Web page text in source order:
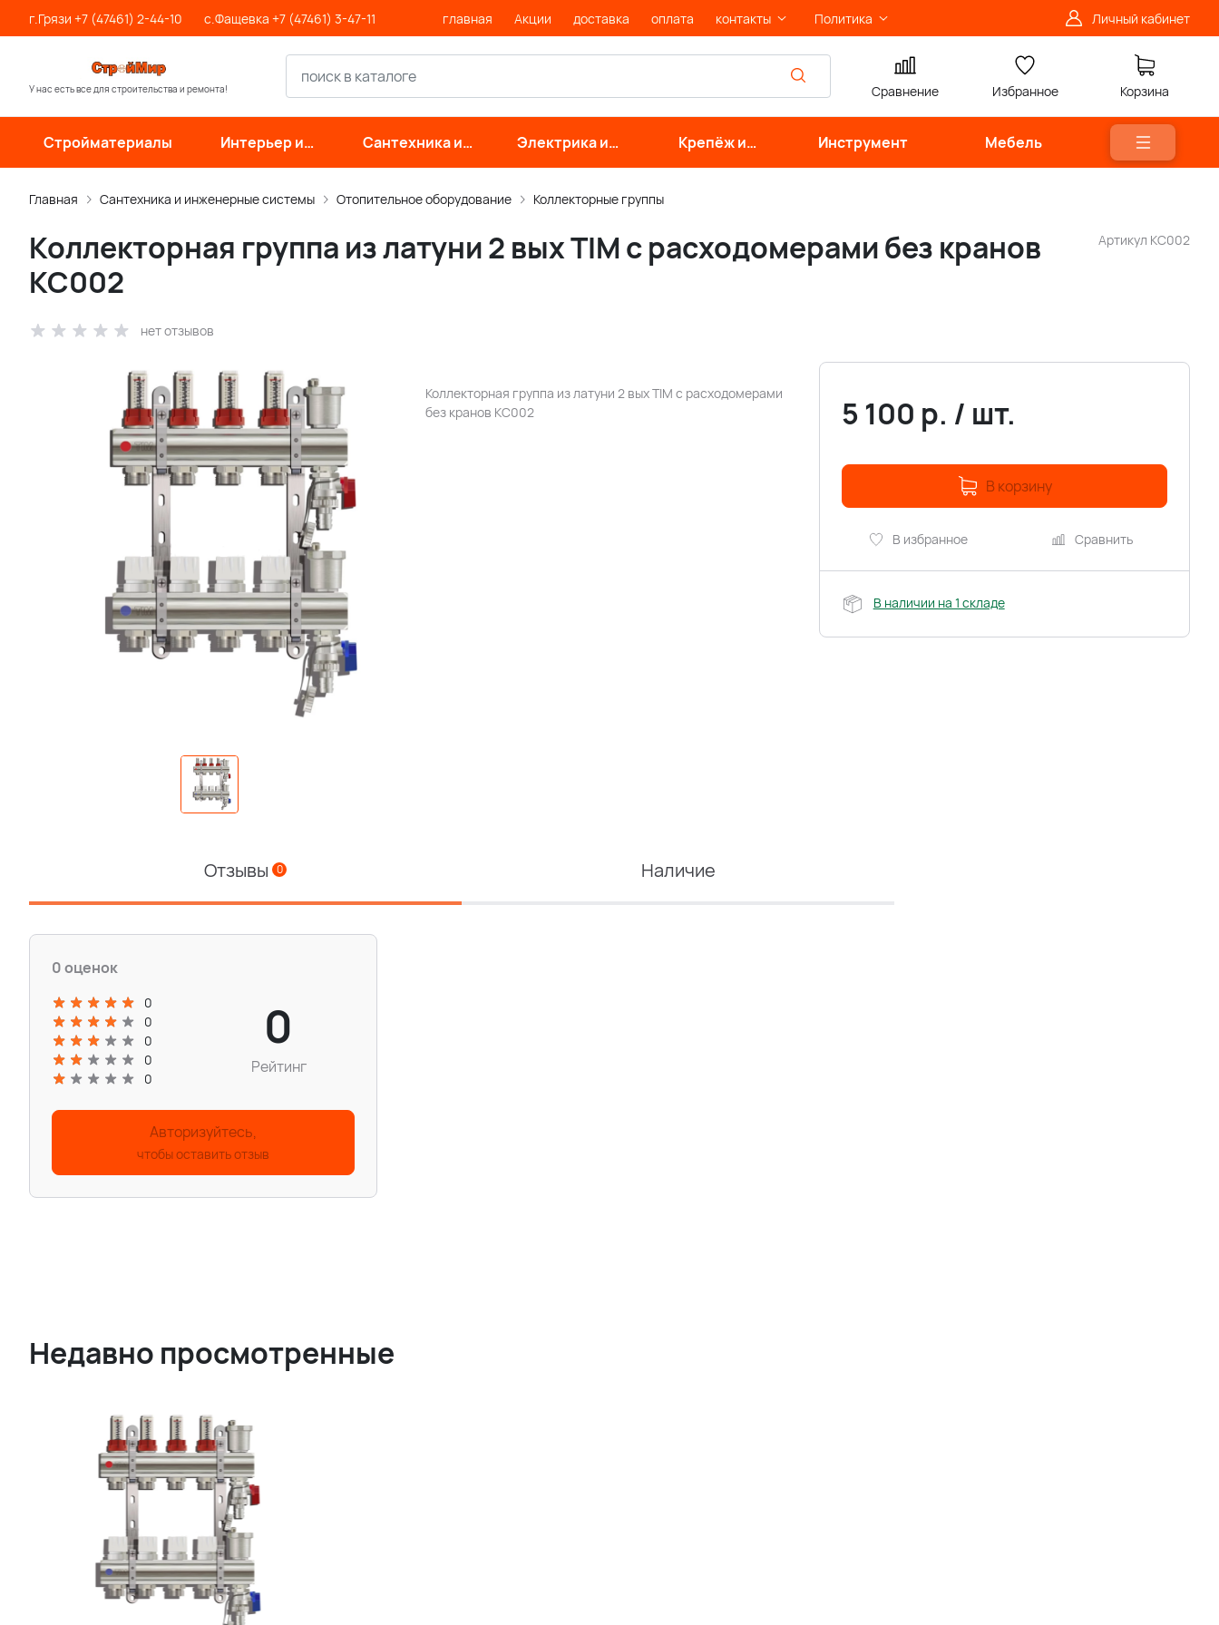
г.Грязи +7 (47461) 2-44-10 с.Фащевка +7 (47461) 3-47-11 главная Акции доставка оплата контакты Политика Личный кабинет
У нас есть все для строительства и ремонта! Сравнение Избранное Корзина
Стройматериалы
Интерьер и
отделка
Сантехника и
инженерные
Электрика и
свет
Крепёж и
фурнитура
Инструмент Мебель
Главная Сантехника и инженерные системы Отопительное оборудование Коллекторные группы
Артикул КС002
Коллекторная группа из латуни 2 вых TIM с расходомерами без кранов
КС002
нет отзывов
Коллекторная группа из латуни 2 вых TIM с расходомерами
без кранов КС002
5 100 р. / шт.
В корзину
В избранное Сравнить
В наличии на 1 складе
Отзывы 0 Наличие
0 оценок
0
0
0
0
0
0
Рейтинг
Авторизуйтесь,
чтобы оставить отзыв
Недавно просмотренные